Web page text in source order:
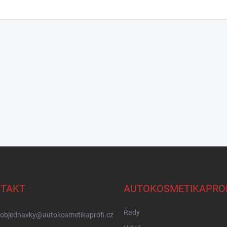
objednavky@autokosmetikaprofi.cz
Rady